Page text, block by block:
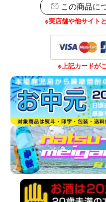
この商品に
※実店舗や他サイト
※上記カードが